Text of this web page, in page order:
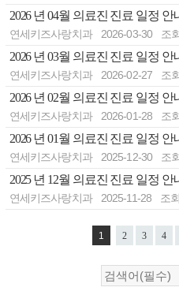
2026 년 04월 의료진 진료 일정 안
연세키즈사랑치과 2026-03-30 조
2026 년 03월 의료진 진료 일정 안
연세키즈사랑치과 2026-02-27 조
2026 년 02월 의료진 진료 일정 안
연세키즈사랑치과 2026-01-28 조
2026 년 01월 의료진 진료 일정 안
연세키즈사랑치과 2025-12-30 조
2025 년 12월 의료진 진료 일정 안
연세키즈사랑치과 2025-11-28 조
1 2 3 4